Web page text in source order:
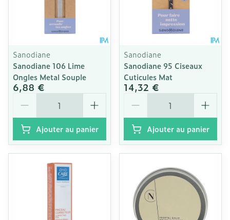
Sanodiane
Sanodiane 106 Lime
Ongles Metal Souple
6,88 €
Ajouter au panier
Sanodiane
Sanodiane 95 Ciseaux
Cuticules Mat
14,32 €
Ajouter au panier